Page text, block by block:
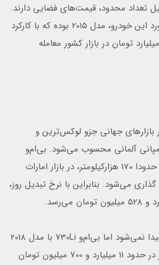
تعداد محدود، قیمت‌های فضایی دارند.
بنابراین ملاک مقایسه در مورد این خودرو، مدل ۲۰۱۵ بوده که با کارکرد
مشابه اماراتی، در حدود ۱۰ میلیارد تومان در بازار کشور معامله
7 بی‌ام‌و در بازارهای جهانی جزو لوکس‌ترین و
آلمانی محسوب می‌شود. بی‌ام‌و
750Li با مدل 2018 و کارکرد حدودا 170 هزارکیلومتر، در بازار امارات
قیمت گذاری می‌شود. بنابراین با نرخ تبدیل روز،
در بازار کشور نمونه 750Li پیدا نمی‌شود اما بی‌ام‌و 730Li با مدل 2018
و کارکرد مشابه، داخل کشور در حدود 11 میلیارد و 700 میلیون تومان